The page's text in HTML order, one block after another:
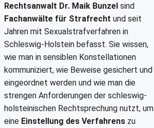
Rechtsanwalt Dr. Maik Bunzel sind
Fachanwälte für Strafrecht und seit
Jahren mit Sexualstrafverfahren in
Schleswig-Holstein befasst. Sie wissen,
wie man in sensiblen Konstellationen
kommuniziert, wie Beweise gesichert und
eingeordnet werden und wie man die
strengen Anforderungen der schleswig-
holsteinischen Rechtsprechung nutzt, um
eine Einstellung des Verfahrens zu